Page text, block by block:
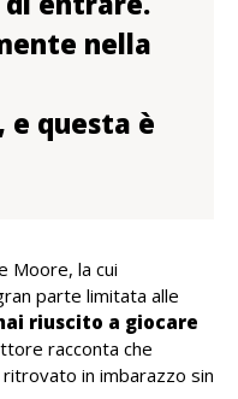
nella
e questa è
Moore, la cui
parte limitata alle
riuscito a giocare
racconta che
in imbarazzo sin